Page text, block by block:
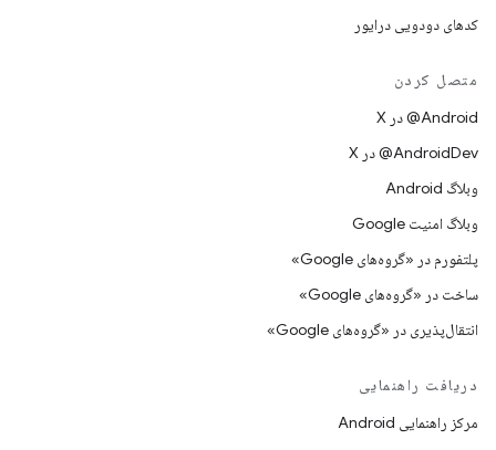
کدهای دودویی درایور
متصل کردن
‫‎@Android در X
‫‎@AndroidDev در X
وبلاگ Android
وبلاگ امنیت Google
پلتفورم در «گروه‌های Google»
ساخت در «گروه‌های Google»
انتقال‌پذیری در «گروه‌های Google»
دریافت راهنمایی
مرکز راهنمایی Android